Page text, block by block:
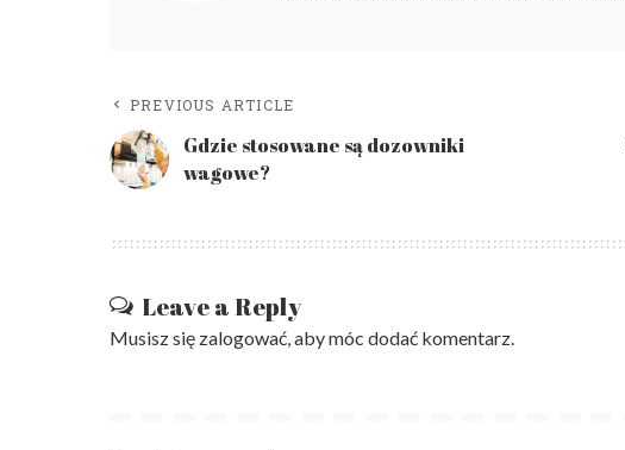
PREVIOUS ARTICLE
Gdzie stosowane są dozowniki
wagowe?
Leave a Reply
Musisz się zalogować, aby móc dodać komentarz.